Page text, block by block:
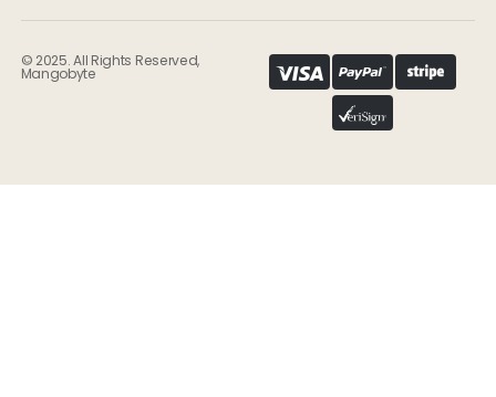
© 2025. All Rights Reserved,
Mangobyte